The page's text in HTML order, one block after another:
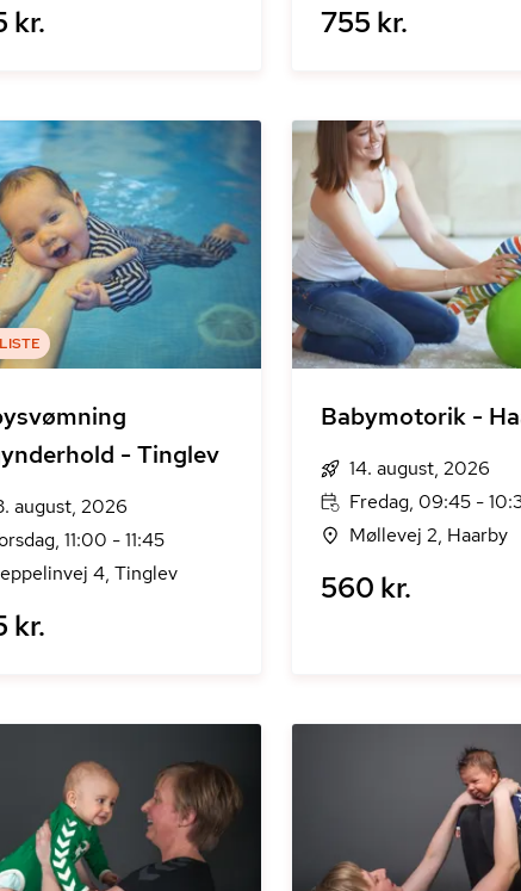
kr. 755 kr.
- Tinglev
august, 2026
11:00 - 11:45
4, Tinglev
kr.
Babymotorik -
14. august, 2026
Fredag, 09:45 -
Møllevej 2, Haarby
560 kr.